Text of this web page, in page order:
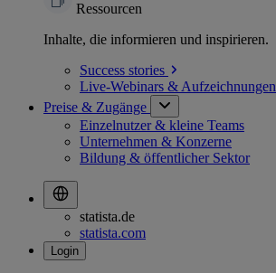
Ressourcen
Inhalte, die informieren und inspirieren.
Success stories
Live-Webinars & Aufzeichnungen
Preise & Zugänge
Einzelnutzer & kleine Teams
Unternehmen & Konzerne
Bildung & öffentlicher Sektor
statista.de
statista.com